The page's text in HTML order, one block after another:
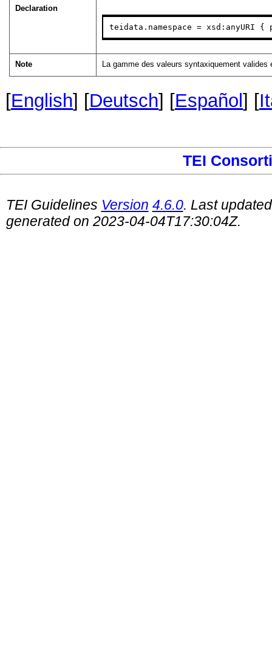
Declaration
teidata.namespace = xsd:anyURI
Note La gamme des valeurs syntaxiquement
[English] [Deutsch] [Español ] [
TEI
TEI Guidelines Version 4.6.0. Last
generated on 2023-04-04T17:30:04Z.